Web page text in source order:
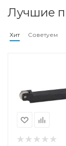
Лучшие
Хит Советуем